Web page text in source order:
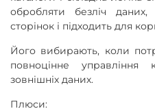
обробляти безліч
сторінок і підходить для
Його вибирають, коли
повноцінне управління
зовнішніх даних.
Плюси: